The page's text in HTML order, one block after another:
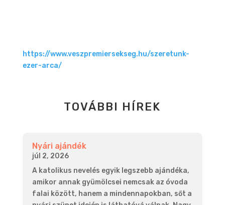
https://www.veszpremiersekseg.hu/szeretunk-
ezer-arca/
TOVÁBBI HÍREK
Nyári ajándék
júl 2, 2026
A katolikus nevelés egyik legszebb ajándéka,
amikor annak gyümölcsei nemcsak az óvoda
falai között, hanem a mindennapokban, sőt a